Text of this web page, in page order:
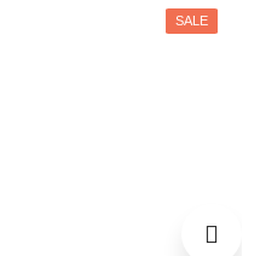
SALE